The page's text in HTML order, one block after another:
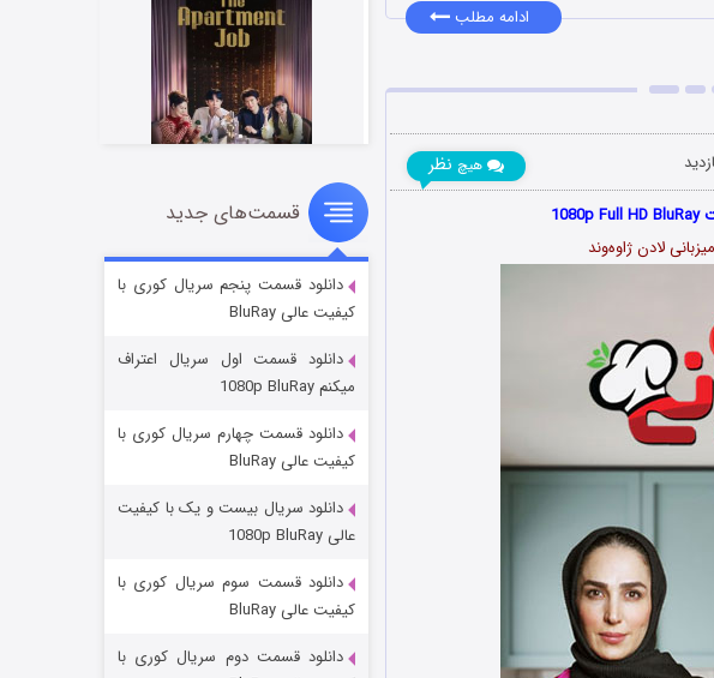
ادامه مطلب
هیچ نظر
عملیات آپارتمان
قسمت۲ (زیرنویس) منتشر شد
مردگان متحرک: شهر مرده ۳
قسمت‌های جدید
دانلود قسمت پنجم سریال کوری با
کیفیت عالی BluRay
دانلود قسمت اول سریال اعتراف
میکنم 1080p BluRay
دانلود قسمت چهارم سریال کوری با
کیفیت عالی BluRay
دانلود سریال بیست و یک با کیفیت
عالی 1080p BluRay
دانلود قسمت سوم سریال کوری با
کیفیت عالی BluRay
دانلود قسمت دوم سریال کوری با